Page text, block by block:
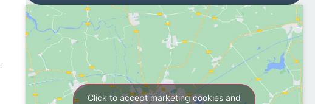
Click to accept marketing cookies and